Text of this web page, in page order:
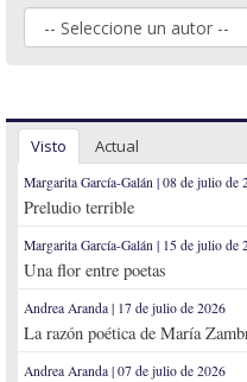
Visto Actual
Margarita García-Galán | 08 de julio de
Preludio terrible
Margarita García-Galán | 15 de julio de
Una flor entre poetas
Andrea Aranda | 17 de julio de 2026
La razón poética de María
Andrea Aranda | 07 de julio de 2026